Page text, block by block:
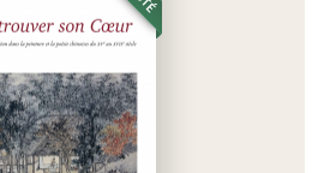
et de la littérature kurdes, linguiste,